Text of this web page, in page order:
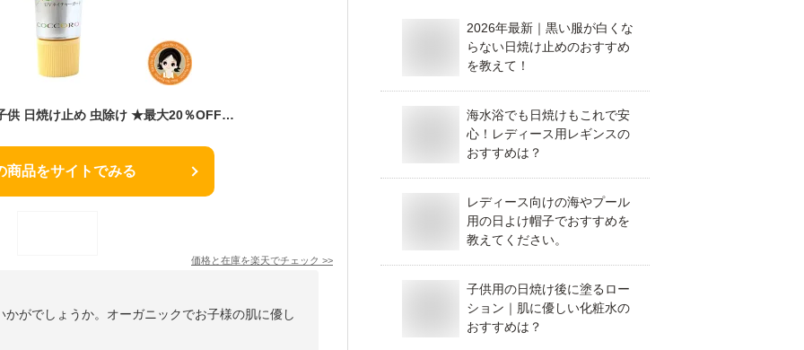
日焼け止めクリーム 子供 日焼け止め 虫除け ★最大20％OFF☆ メール便 送料無料 こども日焼け止め 日焼け止めクリーム SPF30 PA+++ コッコロ UVネイチャーガード 40g 保湿 ウォータープルーフ オーガニック ベビー 赤ちゃん 子ども キッズ 日焼け止め UVクリーム pkt2
商品をサイトでみる
価格と在庫を楽天でチェック >>
がでしょうか。オーガニックでお子様の肌に優し
2026年最新｜黒い服が白くな
らない日焼け止めのおすすめ
を教えて！
海水浴でも日焼けもこれで安
心！レディース用レギンスの
おすすめは？
レディース向けの海やプール
用の日よけ帽子でおすすめを
教えてください。
子供用の日焼け後に塗るロー
ション｜肌に優しい化粧水の
おすすめは？